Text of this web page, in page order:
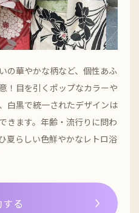
の華やかな柄など、個性あふ
！目を引くポップなカラーや
白黒で統一されたデザインは
きます。年齢・流行りに問わ
夏らしい色鮮やかなレトロ浴
る